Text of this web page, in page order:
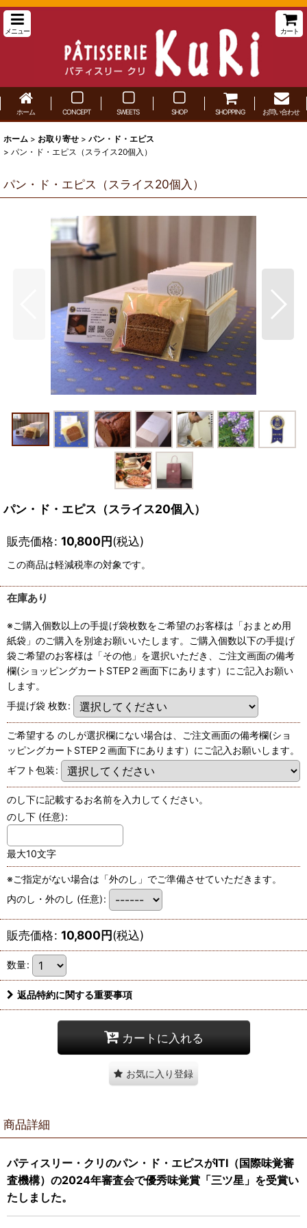
メニュー カート
ホーム CONCEPT SWEETS SHOP SHOPPING お問い合わせ
ホーム > お取り寄せ > パン・ド・エピス
> パン・ド・エピス（スライス20個入）
パン・ド・エピス（スライス20個入）
パン・ド・エピス（スライス20個入）
販売価格: 10,800円(税込)
この商品は軽減税率の対象です。
在庫あり
※ご購入個数以上の手提げ袋枚数をご希望のお客様は「おまとめ用
紙袋」のご購入を別途お願いいたします。ご購入個数以下の手提げ
袋ご希望のお客様は「その他」を選択いただき、ご注文画面の備考
欄(ショッピングカートSTEP２画面下にあります）にご記入お願い
します。
手提げ袋 枚数:
ご希望する のしが選択欄にない場合は、ご注文画面の備考欄(ショ
ッピングカートSTEP２画面下にあります）にご記入お願いします。
ギフト包装:
のし下に記載するお名前を入力してください。
のし下 (任意):
最大10文字
※ご指定がない場合は「外のし」でご準備させていただきます。
内のし・外のし (任意):
販売価格: 10,800円(税込)
数量:
返品特約に関する重要事項
カートに入れる
お気に入り登録
商品詳細
パティスリー・クリのパン・ド・エピスがITI（国際味覚審
査機構）の2024年審査会で優秀味覚賞「三ツ星」を受賞い
たしました。